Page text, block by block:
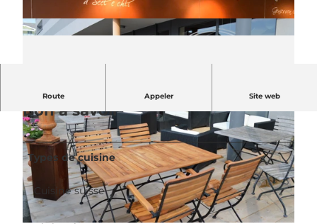
© UNESCO Biosphäre Entlebuch | CC-BY-NC-ND
Route Appeler Site web
Bon à savoir
Types de cuisine
Cuisine suisse